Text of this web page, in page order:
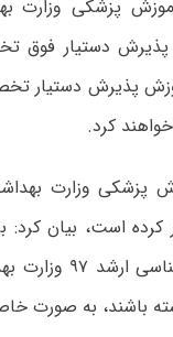
پزشکی وزارت
دستیار فوق
کرد.
پزشکی وزارت
صادر کرده است،
بهداشت تکمیل
باشند، به صورت